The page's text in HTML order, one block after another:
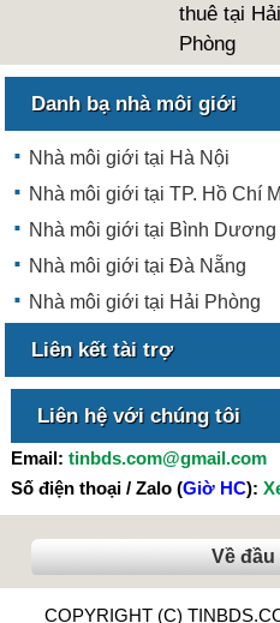
thuê tại Hải
Phòng
Danh bạ nhà môi giới
Nhà môi giới tại Hà Nội
Nhà môi giới tại TP. Hồ Chí
Nhà môi giới tại Bình Dương
Nhà môi giới tại Đà Nẵng
Nhà môi giới tại Hải Phòng
Liên kết tài trợ
Liên hệ với chúng tôi
Email: tinbds.com@gmail.com
Số điện thoại / Zalo (Giờ HC):
Về đầu
COPYRIGHT (C)